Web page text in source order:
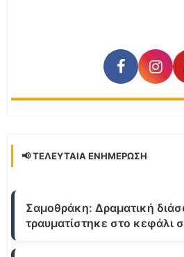
📢 ΤΕΛΕΥΤΑΊΑ ΕΝΗΜΈΡΩΣΗ
Σαμοθράκη: Δραματική
τραυματίστηκε στο κεφάλι